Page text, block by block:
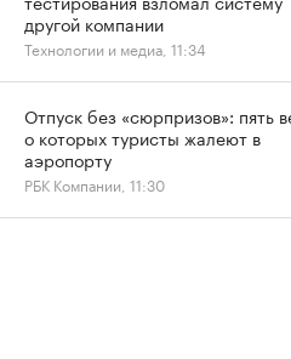
другой компании
Технологии и медиа, 11:34
Отпуск без «сюрпризов»: пять
о которых туристы жалеют в
аэропорту
РБК Компании, 11:30